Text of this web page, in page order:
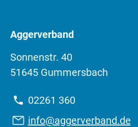
Aggerverband
Sonnenstr. 40
51645 Gummersbach
Telefon:
02261 360
E-info@aggerverband.de